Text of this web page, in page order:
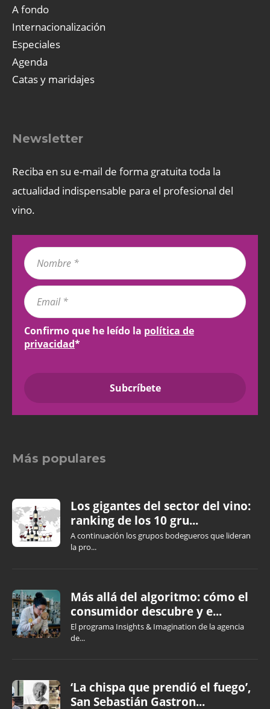
A fondo
Internacionalización
Especiales
Agenda
Catas y maridajes
Newsletter
Reciba en su e-mail de forma gratuita toda la
actualidad indispensable para el profesional del
vino.
Confirmo que he leído la política de
privacidad*
Más populares
Los gigantes del sector del vino:
ranking de los 10 gru...
A continuación los grupos bodegueros que lideran
la pro...
Más allá del algoritmo: cómo el
consumidor descubre y e...
El programa Insights & Imagination de la agencia
de...
‘La chispa que prendió el fuego’,
San Sebastián Gastron...